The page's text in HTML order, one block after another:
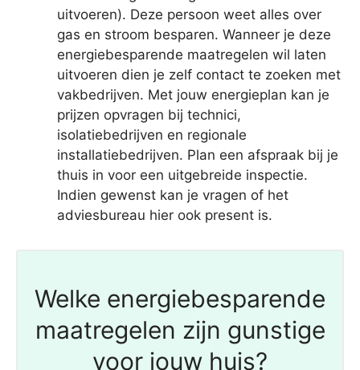
uitvoeren). Deze persoon weet alles over
gas en stroom besparen. Wanneer je deze
energiebesparende maatregelen wil laten
uitvoeren dien je zelf contact te zoeken met
vakbedrijven. Met jouw energieplan kan je
prijzen opvragen bij technici,
isolatiebedrijven en regionale
installatiebedrijven. Plan een afspraak bij je
thuis in voor een uitgebreide inspectie.
Indien gewenst kan je vragen of het
adviesbureau hier ook present is.
Welke energiebesparende
maatregelen zijn gunstige
voor jouw huis?